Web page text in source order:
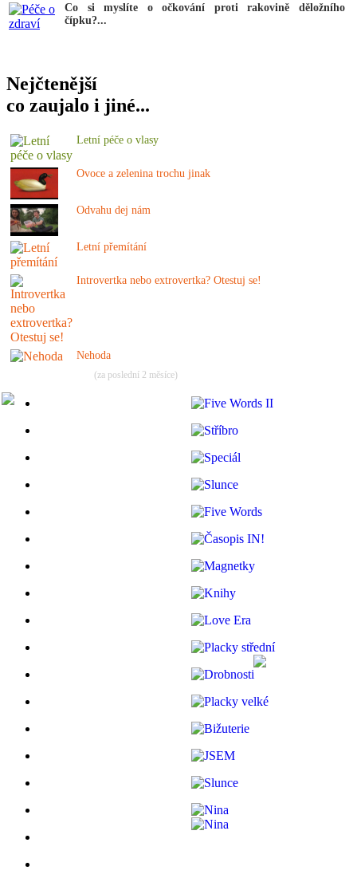
Co si myslíte o očkování proti rakovině děložního
čípku?...
Nejčtenější
co zaujalo i jiné...
Letní péče o vlasy
Ovoce a zelenina trochu jinak
Odvahu dej nám
Letní přemítání
Introvertka nebo extrovertka? Otestuj se!
Nehoda
(za poslední 2 měsíce)